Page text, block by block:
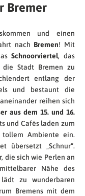
Bremer
und einen
nach Bremen! Mit
Schnoorviertel, das
Stadt Bremen zu
entlang der
und bestaunt die
reihen sich
aus dem 15. und 16.
und Cafés laden zum
Ambiente ein.
übersetzt „Schnur“.
die sich wie Perlen an
Nähe des
zu wunderbaren
Bremens mit dem